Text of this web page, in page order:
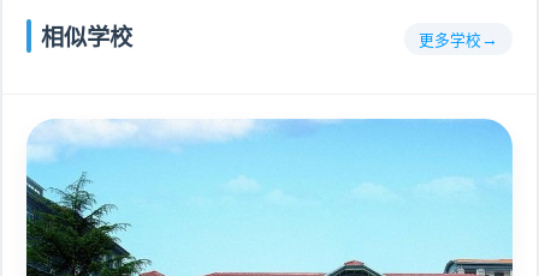
相似学校 更多学校